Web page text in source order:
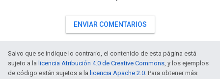
ENVIAR COMENTARIOS
Salvo que se indique lo contrario, el contenido de esta página está
sujeto a la licencia Atribución 4.0 de Creative Commons, y los ejemplos
de código están sujetos a la licencia Apache 2.0. Para obtener más